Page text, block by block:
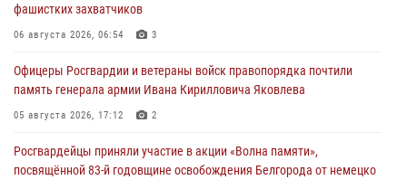
фашистких захватчиков
06 августа 2026, 06:54 3
Офицеры Росгвардии и ветераны войск правопорядка почтили
память генерала армии Ивана Кирилловича Яковлева
05 августа 2026, 17:12 2
Росгвардейцы приняли участие в акции «Волна памяти»,
посвящённой 83‑й годовщине освобождения Белгорода от немецко